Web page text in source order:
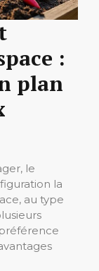
:
plan
le
la
au type